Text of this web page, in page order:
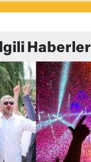
İlgili Haberler